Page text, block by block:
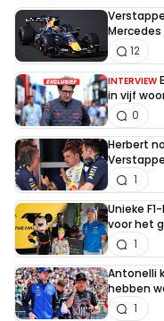
Mercedes
12
INTERVIEW
in vijf
0
Herbert
1
Unieke
voor het
1
Antonelli
hebben
1